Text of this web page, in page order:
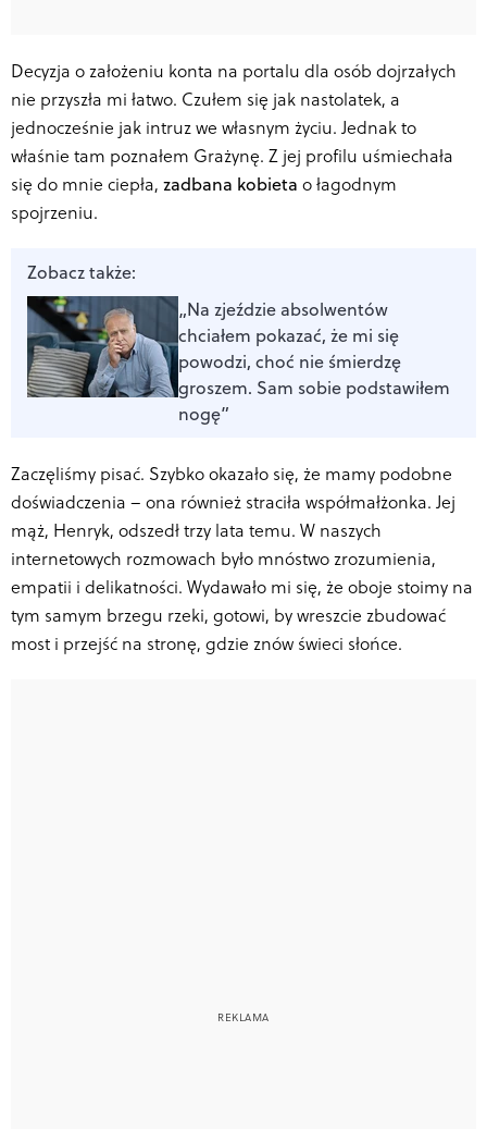
Decyzja o założeniu konta na portalu dla osób dojrzałych
nie przyszła mi łatwo. Czułem się jak nastolatek, a
jednocześnie jak intruz we własnym życiu. Jednak to
właśnie tam poznałem Grażynę. Z jej profilu uśmiechała
się do mnie ciepła, zadbana kobieta o łagodnym
spojrzeniu.
Zobacz także:
„Na zjeździe absolwentów
chciałem pokazać, że mi się
powodzi, choć nie śmierdzę
groszem. Sam sobie podstawiłem
nogę”
Zaczęliśmy pisać. Szybko okazało się, że mamy podobne
doświadczenia – ona również straciła współmałżonka. Jej
mąż, Henryk, odszedł trzy lata temu. W naszych
internetowych rozmowach było mnóstwo zrozumienia,
empatii i delikatności. Wydawało mi się, że oboje stoimy na
tym samym brzegu rzeki, gotowi, by wreszcie zbudować
most i przejść na stronę, gdzie znów świeci słońce.